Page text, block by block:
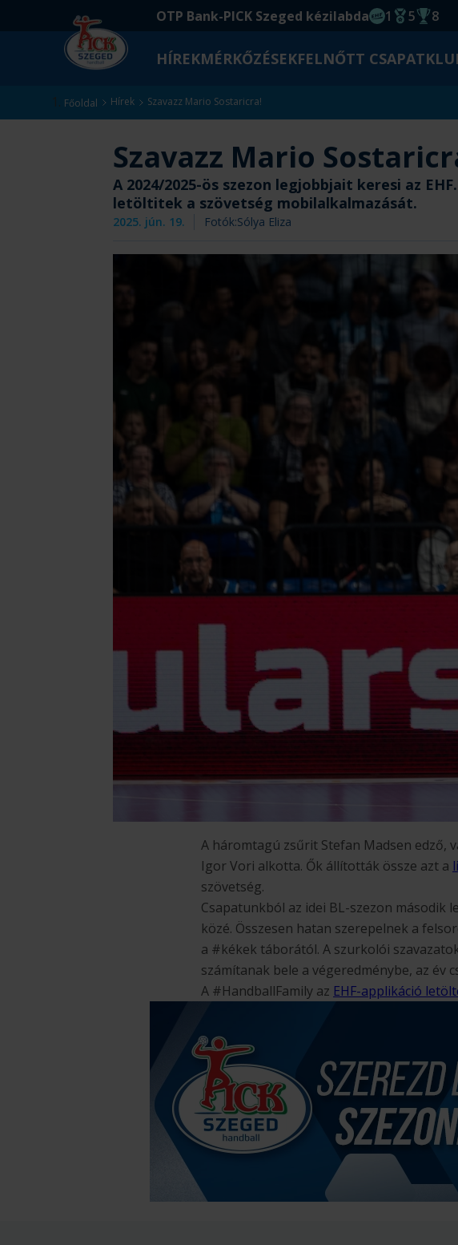
OTP Bank-PICK Szeged kézilabda
EHF
1
Magyar
5 8
HÍREKMÉRKŐZÉSEKFELNŐTT CSAPAT
Főoldal Hírek Szavazz Mario Sostaricra!
Szavazz Mario
A 2024/2025-ös szezon legjobbjait keresi az
letöltitek a szövetség mobilalkalmazását.
2025. jún. 19. Fotók:Sólya Eliza
A háromtagú zsűrit Stefan Madsen edző,
Igor Vori alkotta. Ők állították össze azt a
szövetség.
Csapatunkból az idei BL-szezon második
közé. Összesen hatan szerepelnek a
a #kékek táborától. A szurkolói
számítanak bele a végeredménybe, az év
A #HandballFamily az EHF-applikáció